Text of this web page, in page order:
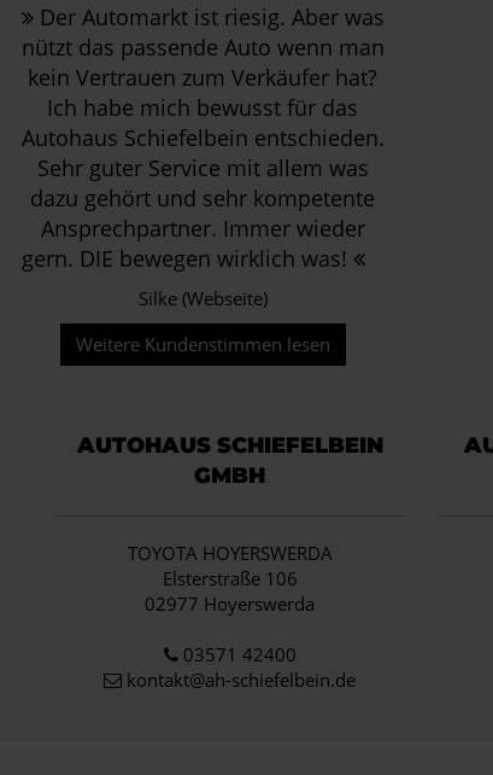
Der Automarkt ist riesig. Aber was
nützt das passende Auto wenn man
kein Vertrauen zum Verkäufer hat?
Ich habe mich bewusst für das
Autohaus Schiefelbein entschieden.
Sehr guter Service mit allem was
dazu gehört und sehr kompetente
Ansprechpartner. Immer wieder
gern. DIE bewegen wirklich was!
Silke (Webseite)
Weitere Kundenstimmen lesen
AUTOHAUS SCHIEFELBEIN
GMBH
TOYOTA HOYERSWERDA
Elsterstraße 106
02977 Hoyerswerda
03571 42400
kontakt@ah-schiefelbein.de